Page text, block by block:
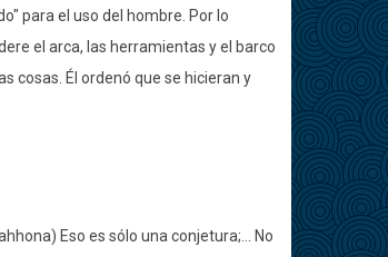
para el uso del hombre. Por lo
el arca, las herramientas y el barco
cosas. Él ordenó que se hicieran y
Eso es sólo una conjetura;... No